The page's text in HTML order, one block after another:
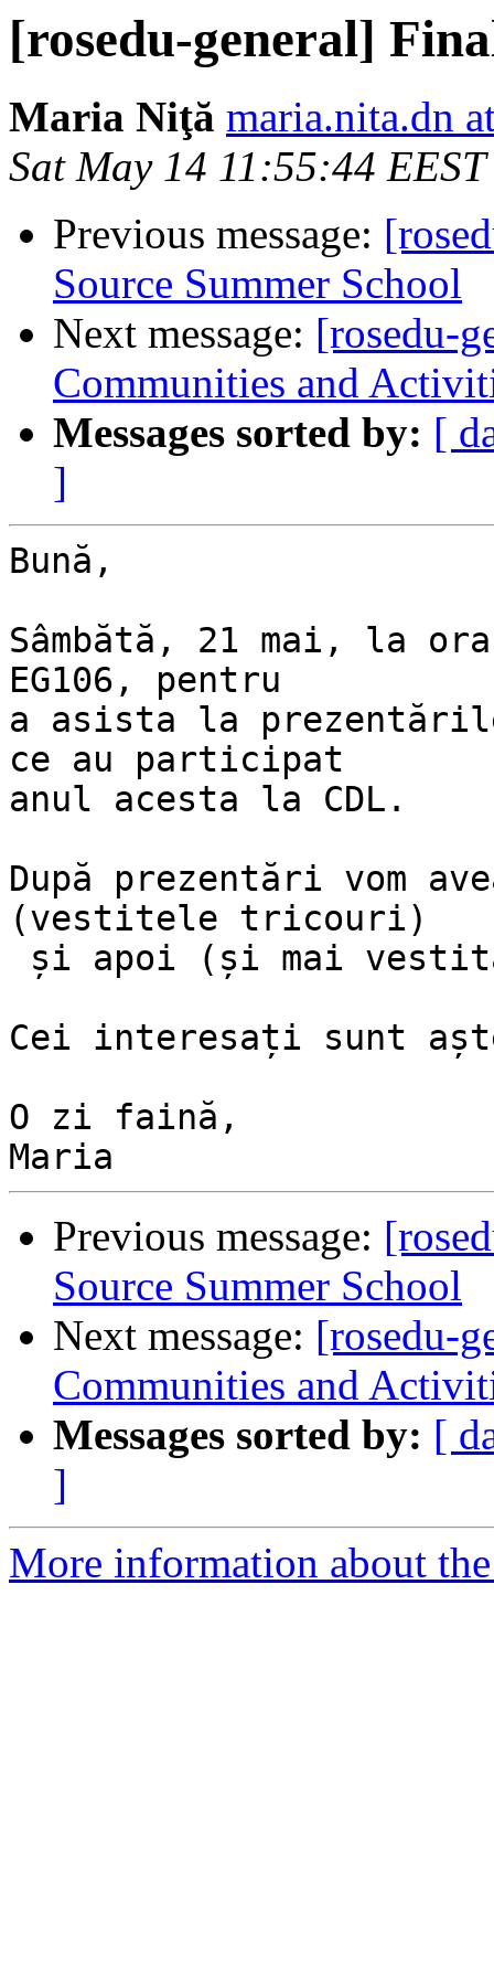
[rosedu-general]
Maria Niţă maria.nita.dn
Sat May 14 11:55:44
Previous message:
Source Summer School
Next message: [rosedu-
Communities and
Messages sorted by: [
]
Bună,
Sâmbătă, 21 mai, la
EG106, pentru
a asista la
ce au participat
anul acesta la CDL.
După prezentări vom
(vestitele tricouri)
Cei interesați sunt
O zi faină,
Previous message:
Source Summer School
Next message: [rosedu-
Communities and
Messages sorted by: [
]
More information about